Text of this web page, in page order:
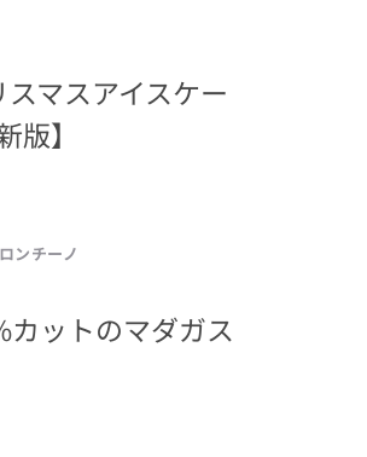
マスアイスケー
】
ンチーノ
カットのマダガス